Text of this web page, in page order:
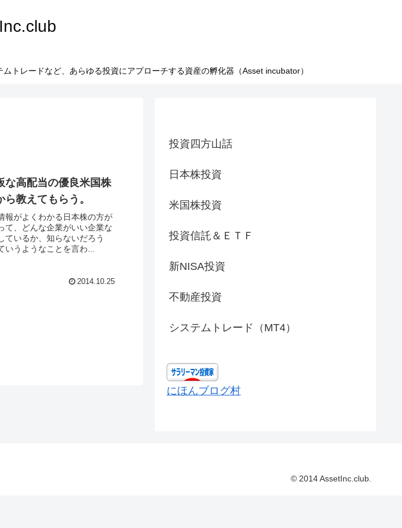
トレードなど、あらゆる投資にアプローチする資産の孵化器（Asset incubator）
な高配当の優良米国株
教えてもらう。
報がよくわかる日本株の方が
て、どんな企業がいい企業な
ているか、知らないだろう
いうようなことを言わ...
2014.10.25
投資四方山話
日本株投資
米国株投資
投資信託＆ＥＴＦ
新NISA投資
不動産投資
システムトレード（MT4）
にほんブログ村
© 2014 AssetInc.club.